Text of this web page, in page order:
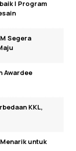
I Program
Segera
Awardee
KKL,
untuk